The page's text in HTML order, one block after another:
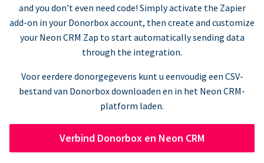
and you don’t even need code! Simply activate the Zapier
add-on in your Donorbox account, then create and customize
your Neon CRM Zap to start automatically sending data
through the integration.
Voor eerdere donorgegevens kunt u eenvoudig een CSV-
bestand van Donorbox downloaden en in het Neon CRM-
platform laden.
Verbind Donorbox en Neon CRM